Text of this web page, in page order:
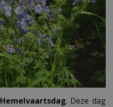
Hemelvaartsdag. Deze dag